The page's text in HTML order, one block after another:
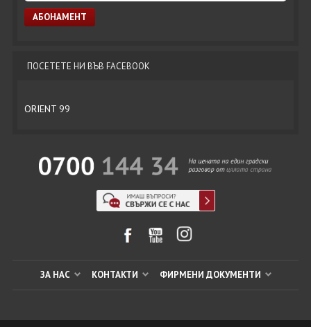
ПОСЕТЕТЕ НИ ВЪВ FACEBOOK
ORIENT 99
ЗА НАС КОНТАКТИ ФИРМЕНИ ДОКУМЕНТИ